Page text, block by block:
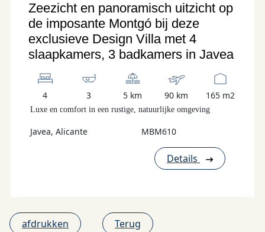
Zeezicht en panoramisch uitzicht op
de imposante Montgó bij deze
exclusieve Design Villa met 4
slaapkamers, 3 badkamers in Javea
4 3 5 km 90 km 165 m2
Luxe en comfort in een rustige, natuurlijke omgeving
Javea, Alicante MBM610
Details
afdrukken Terug